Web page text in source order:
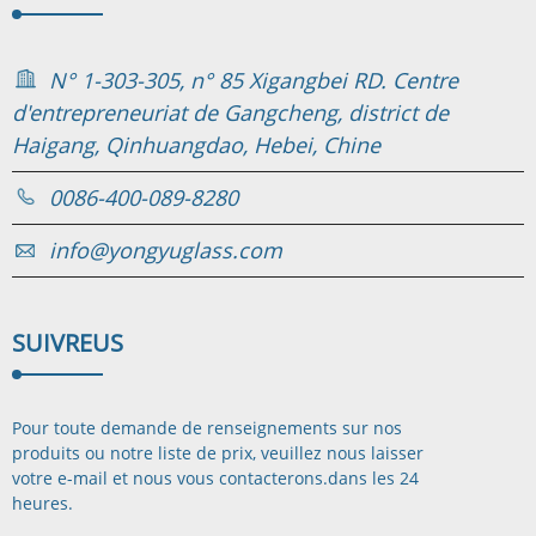
N° 1-303-305, n° 85 Xigangbei RD. Centre
d'entrepreneuriat de Gangcheng, district de
Haigang, Qinhuangdao, Hebei, Chine
0086-400-089-8280
info@yongyuglass.com
SUIVREUS
Pour toute demande de renseignements sur nos
produits ou notre liste de prix, veuillez nous laisser
votre e-mail et nous vous contacterons.dans les 24
heures.